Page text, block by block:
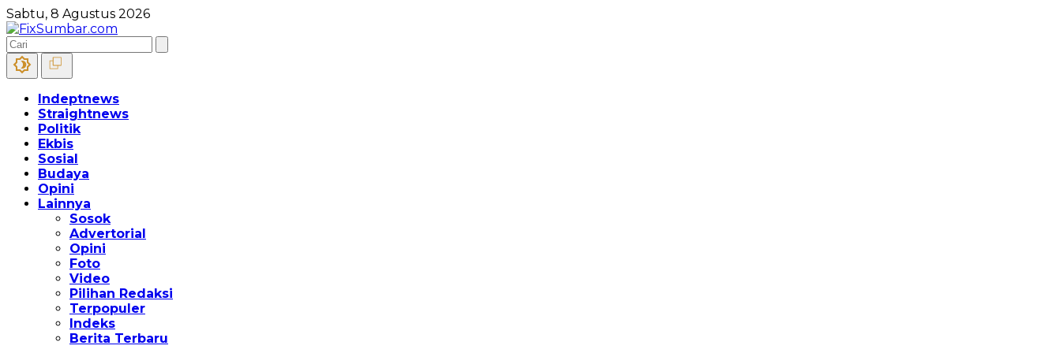
Sabtu, 8 Agustus 2026
Indeptnews
Straightnews
Politik
Ekbis
Sosial
Budaya
Opini
Lainnya
Sosok
Advertorial
Opini
Foto
Video
Pilihan Redaksi
Terpopuler
Indeks
Berita Terbaru